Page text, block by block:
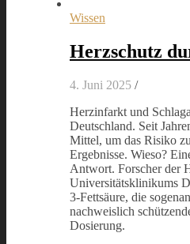
Wissen
Herzschutz
4. Juni 2025 /
Herzinfarkt und
Deutschland. Seit
Mittel, um das Risiko
Ergebnisse. Wieso?
Antwort. Forscher der
Universitätsklinikums
3-Fettsäure, die
nachweislich
Dosierung.